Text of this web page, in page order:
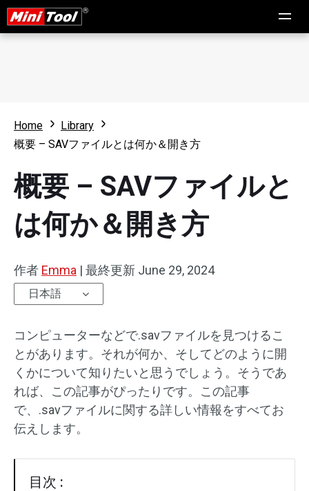
Home
Library
概要 – SAVファイルとは何か＆開き方
概要 – SAVファイルと
は何か＆開き方
作者 Emma | 最終更新 June 29, 2024
日本語
コンピューターなどで.savファイルを見つけるこ
とがあります。それが何か、そしてどのように開
くかについて知りたいと思うでしょう。そうであ
れば、この記事がぴったりです。この記事
で、.savファイルに関する詳しい情報をすべてお
伝えします。
目次 :